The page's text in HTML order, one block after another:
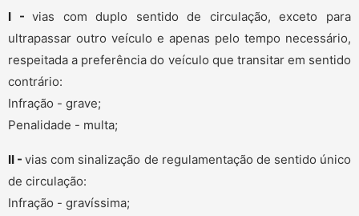
I -vias com duplo sentido de circulação, exceto para
ultrapassar outro veículo e apenas pelo tempo necessário,
respeitada a preferência do veículo que transitar em sentido
contrário:
Infração - grave;
Penalidade - multa;
II -vias com sinalização de regulamentação de sentido único
de circulação:
Infração - gravíssima;